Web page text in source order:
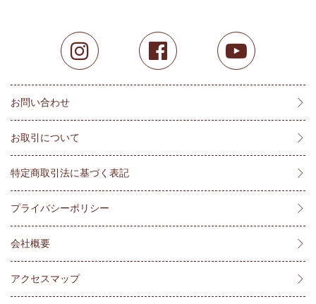
お問い合わせ
お取引について
特定商取引法に基づく表記
プライバシーポリシー
会社概要
アクセスマップ